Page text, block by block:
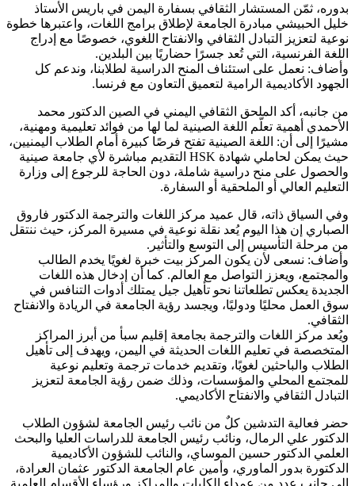
بدوره، ثمّن المستشار الثقافي بسفارة اليمن في باريس الأستاذ
خليل الحبيشي مبادرة الجامعة لإطلاق برامج اللغات، واعتبرها خطوة
نوعية لتعزيز التبادل الثقافي والانفتاح اللغوي، خصوصًا مع إدراج
اللغة الفرنسية، التي تُعد جسرًا حضاريًا بين البلدين.
وأضاف: نعمل على استئناف المنح الدراسية لطلابنا، وندعم كل
الجهود الأكاديمية الرامية لتعميق التعاون مع فرنسا.
من جانبه، أكد الملحق الثقافي اليمني في الصين الدكتور محمد
الأحمدي أهمية تعلّم اللغة الصينية لما لها من فوائد تعليمية ومهنية،
مشيرًا إلى أن: اللغة الصينية تفتح فرصًا كبيرة أمام الطلاب اليمنيين،
حيث يمكن لحاملي شهادة HSK التقديم مباشرة لأي جامعة صينية
والحصول على منح دراسية شاملة، دون الحاجة للرجوع إلى وزارة
التعليم العالي أو الملحقية أو السفارة.
وفي السياق ذاته، قال عميد مركز اللغات والترجمة الدكتور فاروق
الصباري إن هذا اليوم يُعد نقلة نوعية في مسيرة المركز، حيث ننتقل
من مرحلة التأسيس إلى التوسع والتأثير.
وأضاف: نسعى لأن يكون المركز بيت خبرة لغويًا يخدم الطالب
والمجتمع، ويعزز التواصل مع العالم. كما أن إدخال هذه اللغات
الجديدة يعكس تطلعاتنا نحو تأهيل جيل يمتلك أدوات التنافس في
سوق العمل محليًا ودوليًا، ويجسد رؤية الجامعة في الريادة والانفتاح
الثقافي.
ويُعد مركز اللغات والترجمة بجامعة إقليم سبأ من أبرز المراكز
المتخصصة في تعليم اللغات الحديثة في اليمن، ويهدف إلى تأهيل
الطلاب والباحثين لغويًا، وتقديم خدمات ترجمة وتعليم نوعية
للمجتمع المحلي والمؤسسات، وذلك ضمن رؤية الجامعة لتعزيز
التبادل الثقافي والانفتاح الأكاديمي.
حضر فعالية التدشين كلٌ من نائب رئيس الجامعة لشؤون الطلاب
الدكتور علي الرمال، ونائب رئيس الجامعة للدراسات العليا والبحث
العلمي الدكتور حسين الموساي، والنائب للشؤون الأكاديمية
الدكتورة بدور الماوري، وأمين عام الجامعة الدكتور عثمان العرادة،
إلى جانب عدد من عمداء الكليات والمراكز ورؤساء الأقسام العلمية.